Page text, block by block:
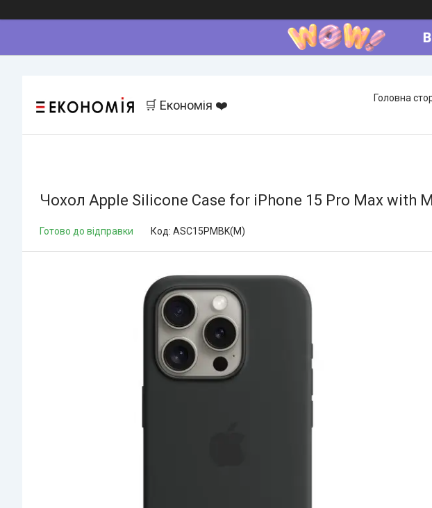
🛒 Економія ❤️ Головна
Чохол Apple Silicone Case for iPhone 15 Pro Max with
Готово до відправки Код: ASC15PMBK(M)